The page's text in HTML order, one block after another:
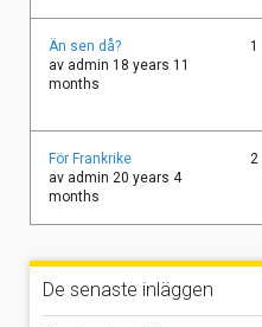
Vanligt
ämne
Än sen då?
av admin 18 years 11
months
1
Vanligt
ämne
För Frankrike
av admin 20 years 4
months
2
De senaste inläggen